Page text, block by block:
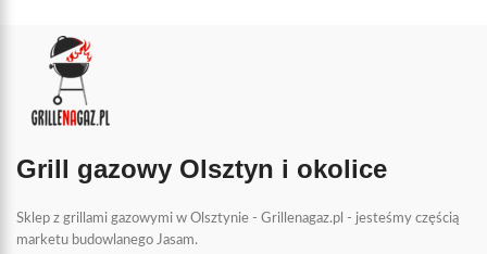
Grill gazowy Olsztyn i okolice
Sklep z grillami gazowymi w Olsztynie - Grillenagaz.pl - jesteśmy częścią
marketu budowlanego Jasam.